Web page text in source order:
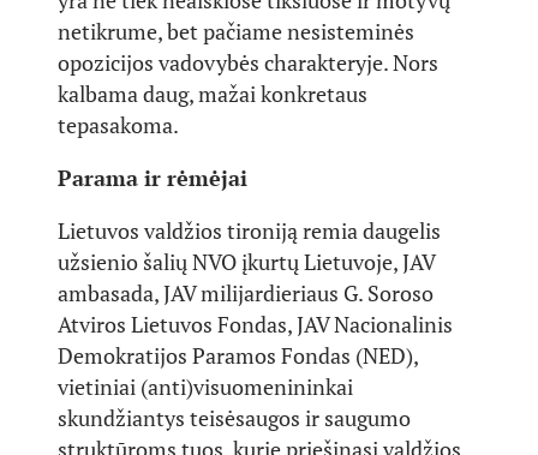
netikrume, bet pačiame nesisteminės
opozicijos vadovybės charakteryje. Nors
kalbama daug, mažai konkretaus
tepasakoma.
Parama ir rėmėjai
Lietuvos valdžios tironiją remia daugelis
užsienio šalių NVO įkurtų Lietuvoje, JAV
ambasada, JAV milijardieriaus G. Soroso
Atviros Lietuvos Fondas, JAV Nacionalinis
Demokratijos Paramos Fondas (NED),
vietiniai (anti)visuomenininkai
skundžiantys teisėsaugos ir saugumo